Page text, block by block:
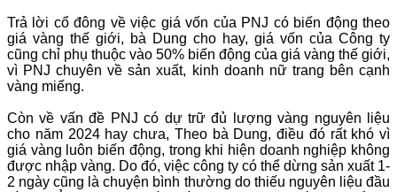
Trả lời cổ đông về việc giá vốn của PNJ có biến động theo
giá vàng thế giới, bà Dung cho hay, giá vốn của Công ty
cũng chỉ phụ thuộc vào 50% biến động của giá vàng thế giới,
vì PNJ chuyên về sản xuất, kinh doanh nữ trang bên cạnh
vàng miếng.
Còn về vấn đề PNJ có dự trữ đủ lượng vàng nguyên liệu
cho năm 2024 hay chưa, Theo bà Dung, điều đó rất khó vì
giá vàng luôn biến động, trong khi hiện doanh nghiệp không
được nhập vàng. Do đó, việc công ty có thể dừng sản xuất 1-
2 ngày cũng là chuyện bình thường do thiếu nguyên liệu đầu